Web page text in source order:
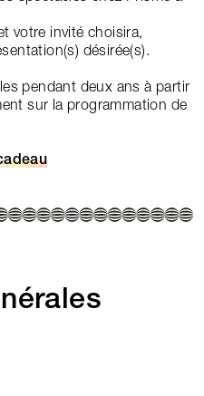
votre invité choisira,
désirée(s).
pendant deux ans à partir
sur la programmation de